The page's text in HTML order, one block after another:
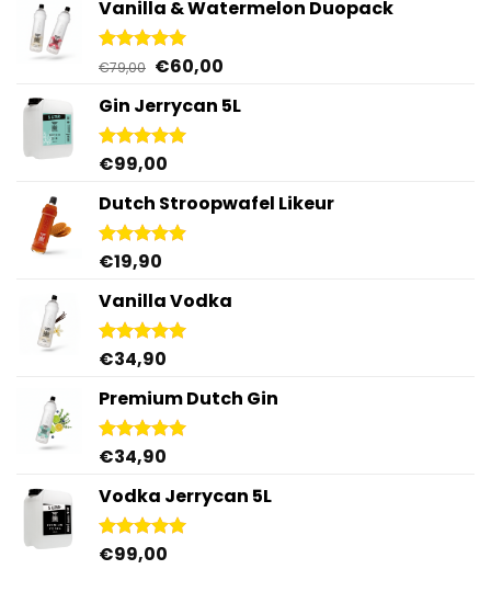
Vanilla & Watermelon Duopack
Gewaardeerd
€79,00 Oorspronkelijke
was:
€79,00.
€60,00Huidige
is:
Gin Jerrycan 5L
Gewaardeerd
€99,00
Dutch Stroopwafel Likeur
Gewaardeerd
€19,90
Vanilla Vodka
Gewaardeerd
€34,90
Premium Dutch Gin
Gewaardeerd
€34,90
Vodka Jerrycan 5L
Gewaardeerd
€99,00